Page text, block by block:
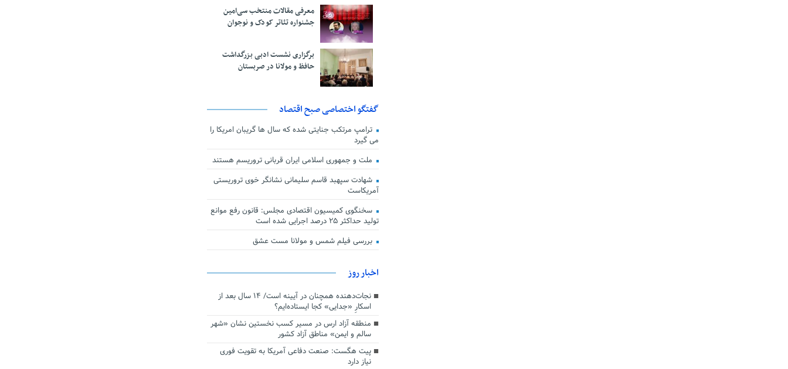
معرفی مقالات منتخب سی‌امین
جشنواره تئاتر کودک و نوجوان
برگزاری نشست ادبی بزرگداشت
حافظ و مولانا در صربستان
گفتگو اختصاصی صبح اقتصاد
ترامپ مرتکب جنایتی شده که سال ها گریبان امریکا را
می گیرد
ملت و جمهوری اسلامی ایران قربانی تروریسم هستند
شهادت سپهبد قاسم سلیمانی نشانگر خوی تروریستی
آمریکاست
سخنگوی کمیسیون اقتصادی مجلس: قانون رفع موانع
تولید حداکثر ۲۵ درصد اجرایی شده است
بررسی فیلم شمس و مولانا مست عشق
اخبار روز
نجات‌دهنده‌ همچنان در آیینه است/ ۱۴ سال بعد از
اسکارِ «جدایی» کجا ایستاده‌ایم؟
منطقه آزاد ارس در مسیر کسب نخستین نشان «شهر
سالم و ایمن» مناطق آزاد کشور
پیت هگست: صنعت دفاعی آمریکا به تقویت فوری
نیاز دارد